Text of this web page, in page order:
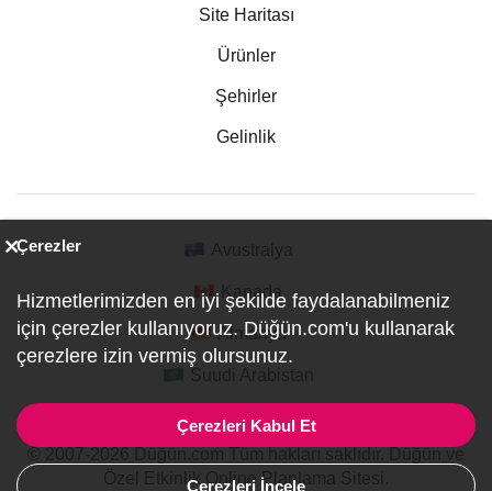
Site Haritası
Ürünler
Şehirler
Gelinlik
Kanada
Almanya
Özel Etkinlik Online Planlama Sitesi.
Çerezler
Hizmetlerimizden en iyi şekilde faydalanabilmeniz
için çerezler kullanıyoruz. Düğün.com'u kullanarak
çerezlere izin vermiş olursunuz.
Çerezleri Kabul Et
Çerezleri İncele